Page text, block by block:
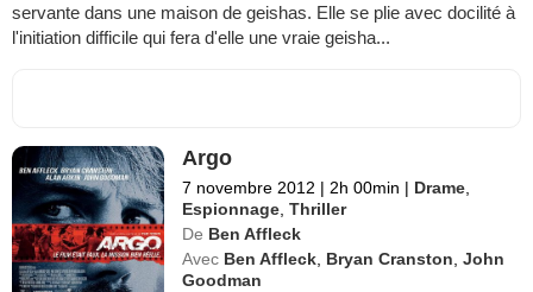
servante dans une maison de geishas. Elle se plie avec docilité à
l'initiation difficile qui fera d'elle une vraie geisha...
Argo
7 novembre 2012 | 2h 00min | Drame
Espionnage ,Thriller
De Ben Affleck
Avec Ben Affleck Bryan Cranston ,John
Goodman